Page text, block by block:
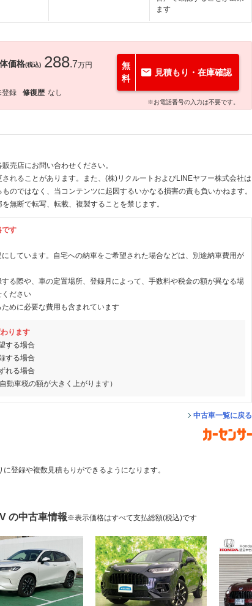
ます
価格(税込) 288.7万円
登録 修復歴 なし
無
料
見積もり・在庫確認
※お電話番号の入力は不要です。
売店にお問い合わせください。
れることがあります。また、(株)リクルートおよびLINEヤフー株式会社は
のではなく、当コンテンツに起因するいかなる損害の責も負いかねます。
無断で転写、転載、複製することを禁じます。
です
しています。自宅への納車をご希望された場合などは、別途納車費用が
る際や、車の定置場所、登録月によって、手数料や税金の額が異なる場
ください
めに必要な費用も含まれています
ります
する場合
する場合
れる場合
動車税の額が大きく上がります）
中古車一覧に戻る
登録や複数見積もりができるようになります。
の中古車情報※表示価格はすべて支払総額(税込)です